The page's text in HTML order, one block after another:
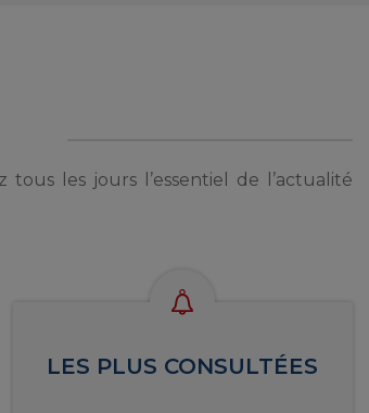
les jours l’essentiel de l’actualité
LES PLUS CONSULTÉES